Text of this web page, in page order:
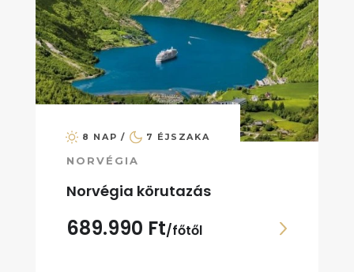
8 NAP / 7 ÉJSZAKA
NORVÉGIA
Norvégia körutazás
689.990 Ft/főtől